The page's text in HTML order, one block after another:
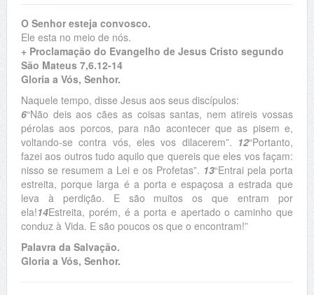
O Senhor esteja convosco.
Ele esta no meio de nós.
+ Proclamação do Evangelho de Jesus Cristo segundo
São Mateus 7,6.12-14
Gloria a Vós, Senhor.
Naquele tempo, disse Jesus aos seus discípulos:
6“Não deis aos cães as coisas santas, nem atireis vossas
pérolas aos porcos, para não acontecer que as pisem e,
voltando-se contra vós, eles vos dilacerem”. 12“Portanto,
fazei aos outros tudo aquilo que quereis que eles vos façam:
nisso se resumem a Lei e os Profetas”. 13“Entrai pela porta
estreita, porque larga é a porta e espaçosa a estrada que
leva à perdição. E são muitos os que entram por
ela!14Estreita, porém, é a porta e apertado o caminho que
conduz à Vida. E são poucos os que o encontram!”
Palavra da Salvação.
Gloria a Vós, Senhor.